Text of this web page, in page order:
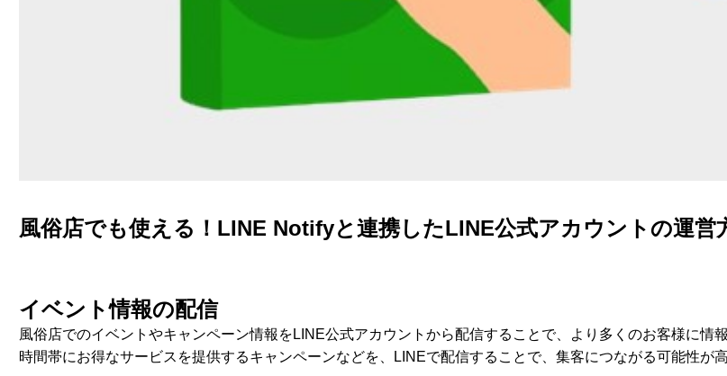
風俗店でも使える！LINE Notifyと連携したLINE公式アカウントの運営
イベント情報の配信
風俗店でのイベントやキャンペーン情報をLINE公式アカウントから配信することで、より多くのお客様に
時間帯にお得なサービスを提供するキャンペーンなどを、LINEで配信することで、集客につながる可能性が高